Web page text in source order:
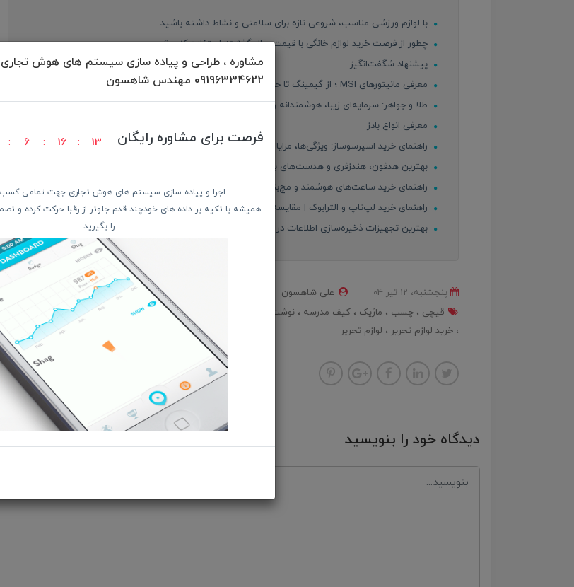
مشاوره ، طراحی و پیاده سازی سیستم های هوش
09196334622 مهندس شاهسون
فرصت برای مشاوره رایگان 6 16 12
اجرا و پیاده سازی سیستم های هوش تجاری جهت تمامی کسب
همیشه با تکیه بر داده های خودچند قدم جلوتر از رقبا حرکت کرده و
را بگیرید
با لوازم ورزشی مناسب، شروعی تازه برای سلامتی و نشاط داشته باشید
چطور از فرصت خرید لوازم خانگی با قیمت سال گذشته استفاده کنیم؟
پیشنهاد شگفت‌انگیز
معرفی مانیتورهای MSI ؛ از گیمینگ تا حرفه‌ای
طلا و جواهر: سرمایه‌ای زیبا، هوشمندانه و مطمئن
معرفی انواع بادز
راهنمای خرید اسپرسوساز: ویژگی‌ها، مزایا و معایب هر نوع دستگاه
بهترین هدفون، هندزفری و هدست‌های بازار [1404] – راهنمای خرید کامل برای همه سلیقه‌ها
راهنمای خرید ساعت‌های هوشمند و مچ‌بندهای هوشمند | مقایسه، مزایا و انتخاب بهترین‌ها
راهنمای خرید لپ‌تاپ و الترابوک | مقایسه، ویژگی‌ها و انتخاب بهترین دستگاه برای شما
بهترین تجهیزات ذخیره‌سازی اطلاعات در سال [1404] – هاردهای اینترنال، اکسترنال و میکرو اس دی‌ها
پنجشنبه، 12 تير 04 علی شاهسون
معرفی محصولات همکاران
قیچی
چسب ماژیک کیف مدرسه نوشت افزار ماژیک هایلایتر ابزار طراحی مداد رنگی خودکار دفتر مدرسه
خرید لوازم تحریر
لوازم تحریر
دیدگاه خود را بنویسید